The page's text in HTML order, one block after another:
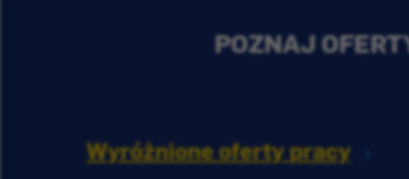
POZNAJ
Wyróżnione oferty pracy